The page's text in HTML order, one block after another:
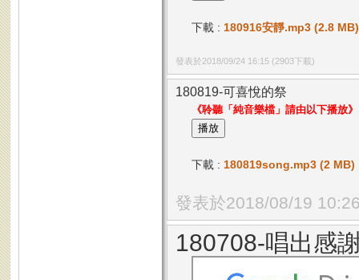
下載 : 180916安靜.mp3 (2.8 MB)
發表於2018/09/24 16:15 (2903下載)
180819-可喜悅的祭
《聆聽「純音樂檔」請由以下播放》
下載 : 180819song.mp3 (2 MB)
發表於2018/08/19
180708-唱出感